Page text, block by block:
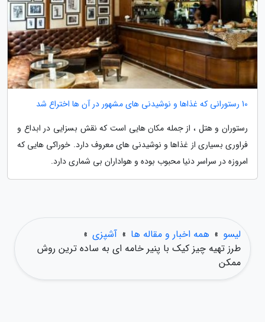
10 رستورانی که غذاها و نوشیدنی های مشهور در آن ها اختراع شد
رستوران و هتل ، از جمله مکان هایی است که نقش بسزایی در ابداع و
فراوری بسیاری از غذاها و نوشیدنی های معروف دارد. خوراکی هایی که
امروزه در سراسر دنیا محبوب بوده و هواداران بی شماری دارد.
لیسو » همه اخبار و مقاله ها » آشپزی »
طرز تهیه چیز کیک با پنیر خامه ای به ساده ترین روش
ممکن